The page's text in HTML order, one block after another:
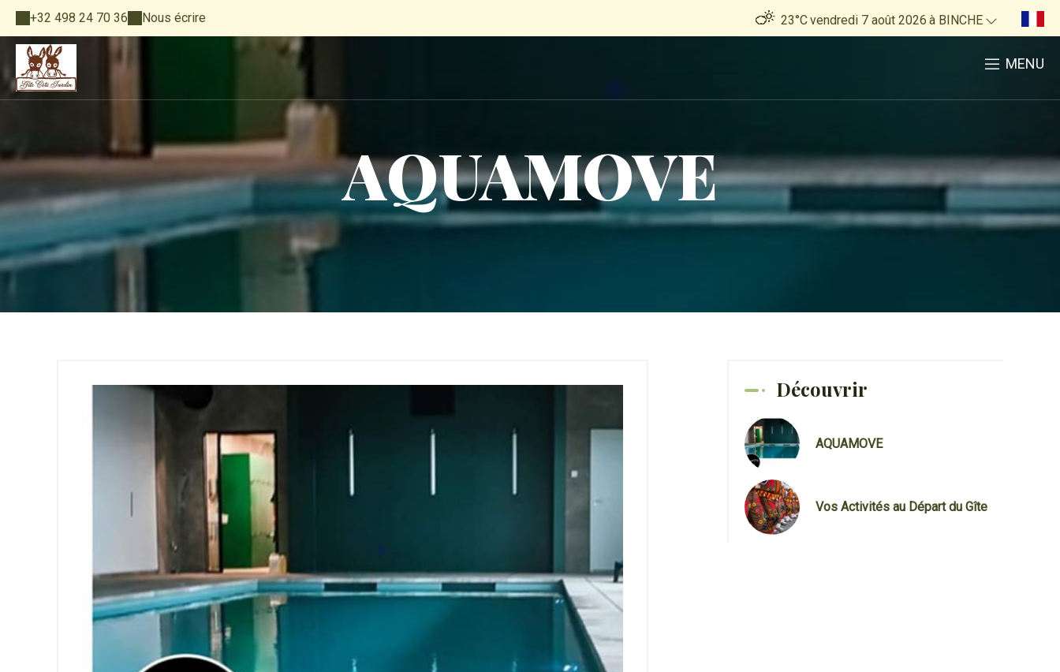
+32 498 24 70 36 Nous écrire 23°Cvendredi 7 août 2026 à BINCHE
MENU
AQUAMOVE
Découvrir
AQUAMOVE
Vos Activités au Départ du Gîte